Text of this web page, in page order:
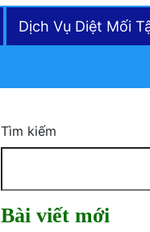
Dịch Vụ Diệt Mối
Tìm kiếm
Bài viết mới